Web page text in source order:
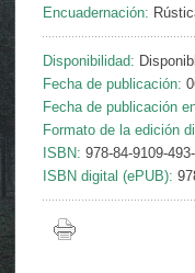
Encuadernación:
Disponibilidad:
Fecha de publicación:
Fecha de publicación
Formato de la edición
ISBN: 978-84-9109-
ISBN digital (ePUB):